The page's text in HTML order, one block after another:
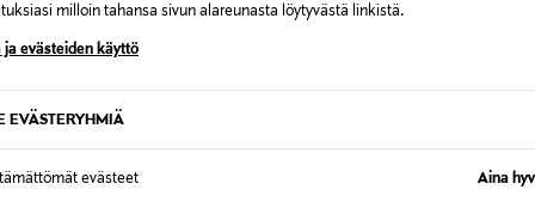
milloin tahansa sivun alareunasta löytyvästä linkistä.
ja evästeiden käyttö
EVÄSTERYHMIÄ
evästeet Aina
Alk. 6,90 €, kun toimitus on
NÄISTÄ